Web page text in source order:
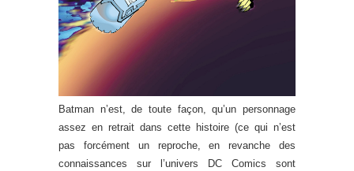
Batman n’est, de toute façon, qu’un personnage
assez en retrait dans cette histoire (ce qui n’est
pas forcément un reproche, en revanche des
connaissances sur l’univers DC Comics sont